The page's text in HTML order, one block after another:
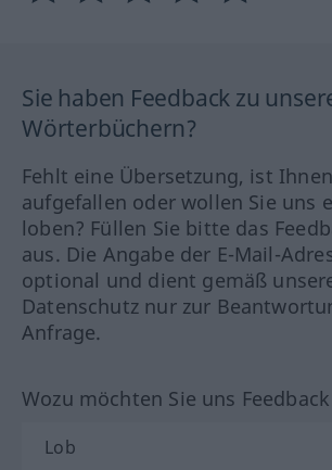
Sie haben Feedback zu
Wörterbüchern?
Fehlt eine Übersetzung, ist
aufgefallen oder wollen Sie uns
loben? Füllen Sie bitte das
aus. Die Angabe der E-Mail-
optional und dient gemäß
Datenschutz nur zur
Anfrage.
Wozu möchten Sie uns